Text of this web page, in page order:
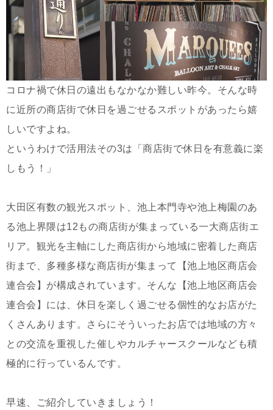
コロナ禍で休日の遠出もなかなか難しい昨今。そんな時
に近所の商店街で休日を過ごせるスポットがあったら嬉
しいですよね。
というわけで活用法その3は「商店街で休日を有意義に楽
しもう！」
大田区有数の観光スポット、池上本門寺や池上梅園のあ
る池上界隈は12もの商店街が集まっている一大商店街エ
リア。観光を主軸にした商店街から地域に密着した商店
街まで、多種多様な商店街が集まって【池上地区商店会
連合会】が構成されています。そんな【池上地区商店会
連合会】には、休日を楽しく過ごせる個性的なお店がた
くさんあります。さらにそういったお店では地域の方々
との交流を重視した催しやカルチャースクールなども積
極的に行っているんです。
早速、ご紹介していきましょう！